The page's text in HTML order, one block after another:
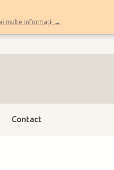
multe informații →
Contact